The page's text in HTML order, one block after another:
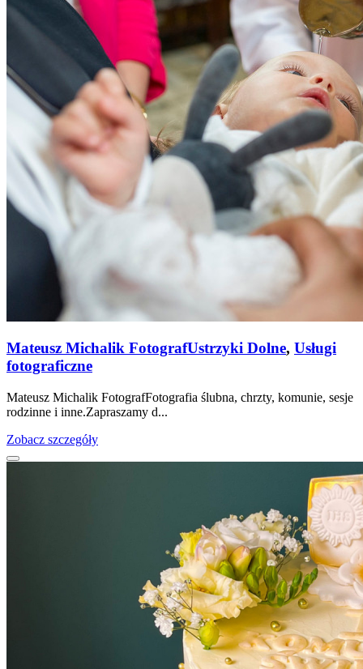
Mateusz Michalik FotografUstrzyki Dolne, Usługi
fotograficzne
Mateusz Michalik FotografFotografia ślubna, chrzty, komunie, sesje
rodzinne i inne.Zapraszamy d...
Zobacz szczegóły